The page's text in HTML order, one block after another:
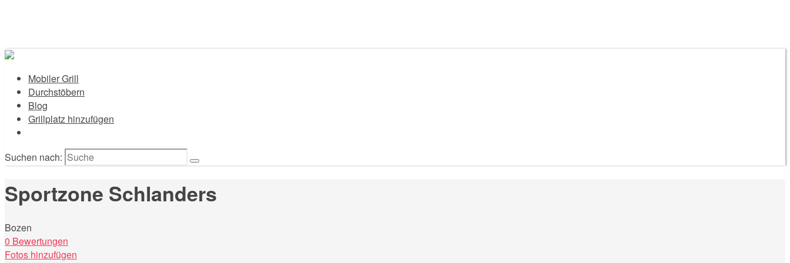
Mobiler Grill
Durchstöbern
Blog
Grillplatz hinzufügen
Suchen nach:
Sportzone Schlanders
Bozen
0 Bewertungen
Fotos hinzufügen